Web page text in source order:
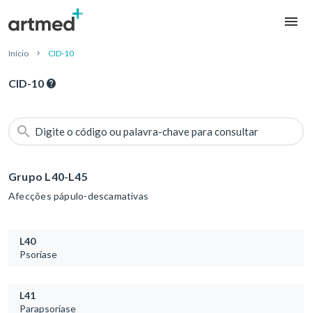
Início CID-10
CID-10
Digite o código ou palavra-chave para consultar
Grupo L40-L45
Afecções pápulo-descamativas
L40
Psoríase
L41
Parapsoríase